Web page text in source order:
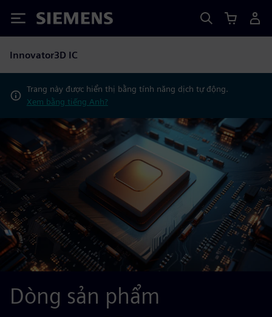
Siemens
Innovator3D IC
Trang này được hiển thị bằng tính năng dịch tự động.
Xem bằng tiếng Anh?
Dòng sản phẩm